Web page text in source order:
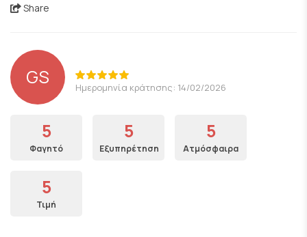
Share
GS Ημερομηνία κράτησης: 14/02/2026
5
Φαγητό
5
Εξυπηρέτηση
5
Ατμόσφαιρα
5
Τιμή